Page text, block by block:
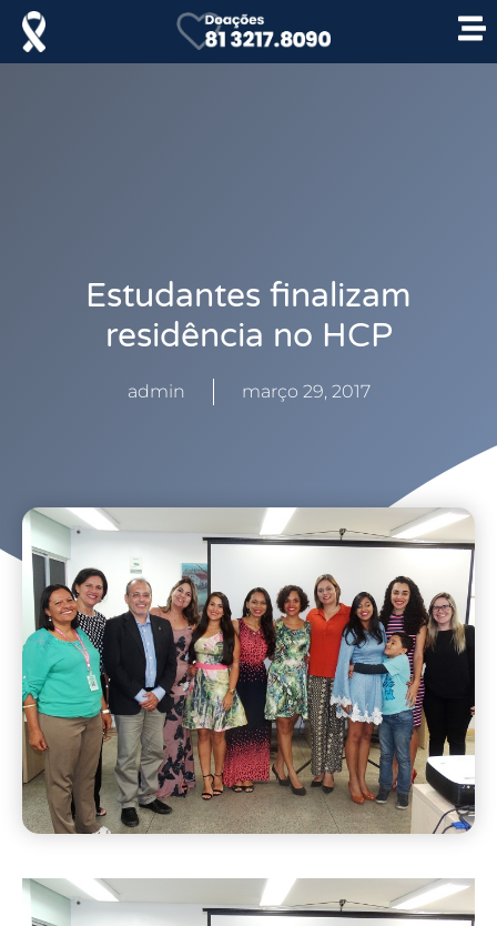
Estudantes finalizam
residência no HCP
admin março 29, 2017